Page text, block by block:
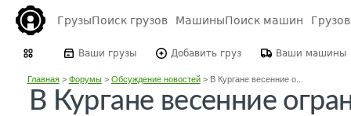
ГрузыПоиск грузов МашиныПоиск машин
Ваши грузы Добавить груз Ваши машины
Главная> Форумы> Обсуждение новостей> В Кургане весенние о...
В Кургане весенние